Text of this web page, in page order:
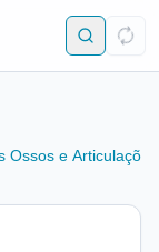
Ossos e Articulações